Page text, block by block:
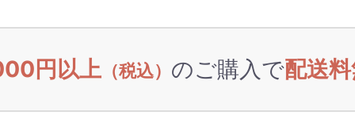
円以上 （税込） のご購入で配送